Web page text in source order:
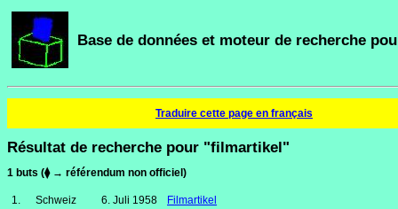
Base de données et moteur de recherche
Traduire cette page en français
Résultat de recherche pour "filmartikel"
1 buts (⧫ → référendum non officiel)
1. Schweiz 6. Juli 1958 Filmartikel